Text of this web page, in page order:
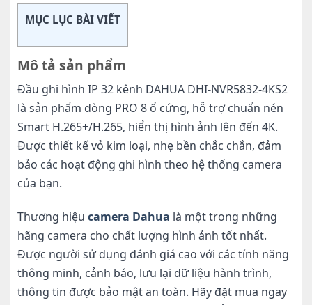
MỤC LỤC BÀI VIẾT
Mô tả sản phẩm
Đầu ghi hình IP 32 kênh DAHUA DHI-NVR5832-4KS2
là sản phẩm dòng PRO 8 ổ cứng, hỗ trợ chuẩn nén
Smart H.265+/H.265, hiển thị hình ảnh lên đến 4K.
Được thiết kế vỏ kim loại, nhẹ bền chắc chắn, đảm
bảo các hoạt động ghi hình theo hệ thống camera
của bạn.
Thương hiệu camera Dahua là một trong những
hãng camera cho chất lượng hình ảnh tốt nhất.
Được người sử dụng đánh giá cao với các tính năng
thông minh, cảnh báo, lưu lại dữ liệu hành trình,
thông tin được bảo mật an toàn. Hãy đặt mua ngay